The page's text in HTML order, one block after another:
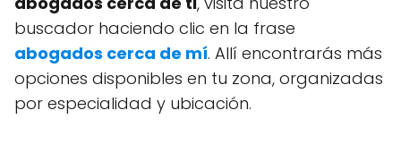
buscador haciendo clic en la frase
abogados cerca de mí. Allí encontrarás más
opciones disponibles en tu zona, organizadas
por especialidad y ubicación.